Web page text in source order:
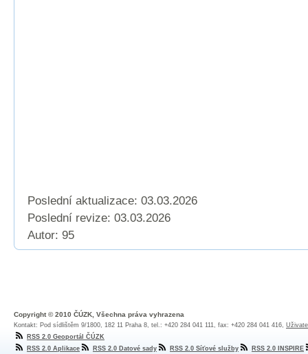
Poslední aktualizace: 03.03.2026
Poslední revize: 03.03.2026
Autor: 95
Copyright © 2010 ČÚZK, Všechna práva vyhrazena
Kontakt: Pod sídlištěm 9/1800, 182 11 Praha 8, tel.: +420 284 041 111, fax: +420 284 041 416,
RSS 2.0 Geoportál ČÚZK
RSS 2.0 Aplikace
RSS 2.0 Datové sady RSS 2.0 Síťové služby RSS 2.0 INSPIRE